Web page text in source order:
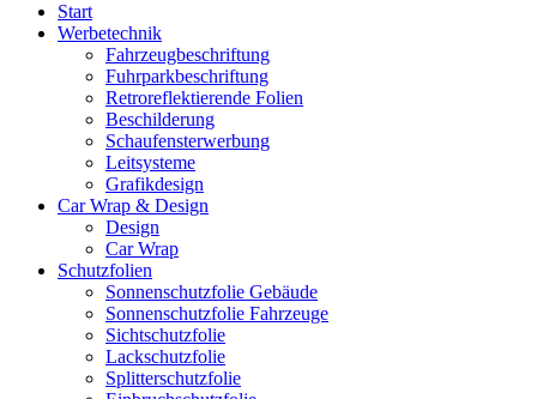
Start
Werbetechnik
Fahrzeugbeschriftung
Fuhrparkbeschriftung
Retroreflektierende Folien
Beschilderung
Schaufensterwerbung
Leitsysteme
Grafikdesign
Car Wrap & Design
Design
Car Wrap
Schutzfolien
Sonnenschutzfolie Gebäude
Sonnenschutzfolie Fahrzeuge
Sichtschutzfolie
Lackschutzfolie
Splitterschutzfolie